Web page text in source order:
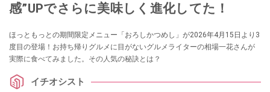
感”UPでさらに美味しく進化してた！
ほっともっとの期間限定メニュー「おろしかつめし」が2026年4月15日より3
度目の登場！お持ち帰りグルメに目がないグルメライターの相場一花さんが
実際に食べてみました。その人気の秘訣とは？
イチオシスト